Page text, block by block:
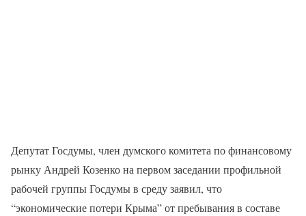
Депутат Госдумы, член думского комитета по финансовому
рынку Андрей Козенко на первом заседании профильной
рабочей группы Госдумы в среду заявил, что
“экономические потери Крыма” от пребывания в составе